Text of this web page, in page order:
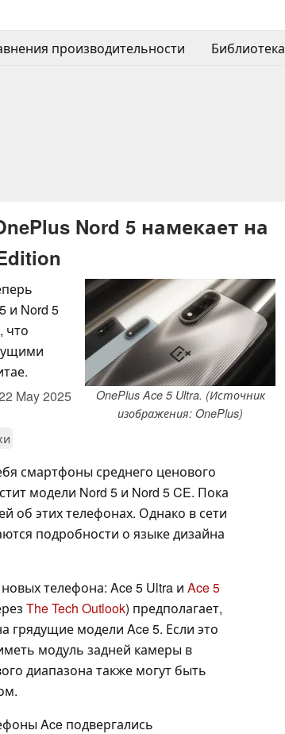
производительности Библиотека
Nord 5 намекает на
OnePlus Ace 5 Ultra. (Источник
изображения: OnePlus)
и Nord 5
что
May 2025
смартфоны среднего ценового
модели Nord 5 и Nord 5 CE. Пока
об этих телефонах. Однако в сети
подробности о языке дизайна
телефона: Ace 5 Ultra и Ace 5
The Tech Outlook) предполагает,
грядущие модели Ace 5. Если это
модуль задней камеры в
диапазона также могут быть
Ace подвергались